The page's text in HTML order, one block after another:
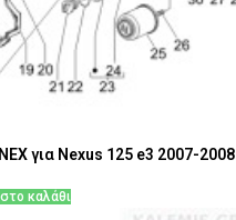
για Nexus 125 e3 2007-2008
καλάθι